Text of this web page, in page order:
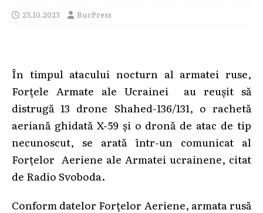
23.10.2023 BucPress
În timpul atacului nocturn al armatei ruse,
Forțele Armate ale Ucrainei au reușit să
distrugă 13 drone Shahed-136/131, o rachetă
aeriană ghidată X-59 și o dronă de atac de tip
necunoscut, se arată într-un comunicat al
Forțelor Aeriene ale Armatei ucrainene, citat
de Radio Svoboda.
Conform datelor Forțelor Aeriene, armata rusă